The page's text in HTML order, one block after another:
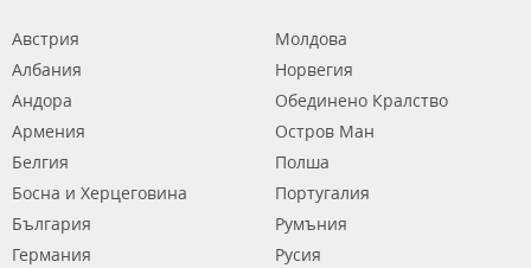
Австрия
Албания
Андора
Армения
Белгия
Босна и Херцеговина
България
Германия
Молдова
Норвегия
Обединено Кралство
Остров Ман
Полша
Португалия
Румъния
Русия